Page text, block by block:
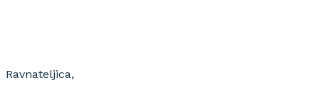
Ravnateljica,